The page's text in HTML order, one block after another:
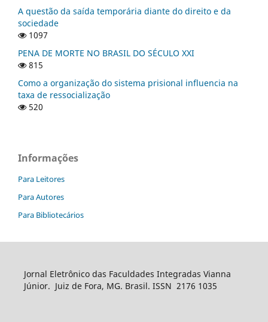
A questão da saída temporária diante do direito e da
sociedade
1097
PENA DE MORTE NO BRASIL DO SÉCULO XXI
815
Como a organização do sistema prisional influencia na
taxa de ressocialização
520
Informações
Para Leitores
Para Autores
Para Bibliotecários
Jornal Eletrônico das Faculdades Integradas Vianna
Júnior. Juiz de Fora, MG. Brasil. ISSN 2176 1035